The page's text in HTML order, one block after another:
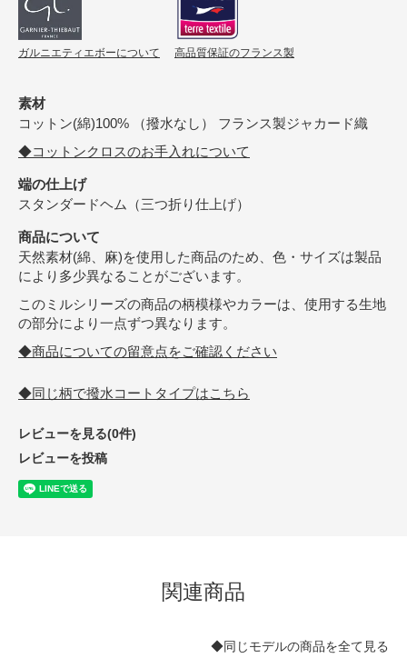
ガルニエティエボーについて 高品質保証のフランス製
素材
コットン(綿)100% （撥水なし） フランス製ジャカード織
◆コットンクロスのお手入れについて
端の仕上げ
スタンダードヘム（三つ折り仕上げ）
商品について
天然素材(綿、麻)を使用した商品のため、色・サイズは製品
により多少異なることがございます。
このミルシリーズの商品の柄模様やカラーは、使用する生地
の部分により一点ずつ異なります。
◆商品についての留意点をご確認ください
◆同じ柄で撥水コートタイプはこちら
レビューを見る(0件)
レビューを投稿
関連商品
◆同じモデルの商品を全て見る